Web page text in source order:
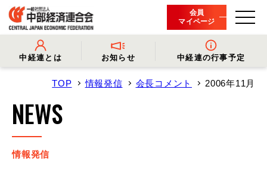
会員
マイページ
中経連とは
- 中経連とは - 会長挨拶
- 役員名簿
- 会員一覧
お知らせ
- プレスリリース
- 会長コメント
- イベント・セミナー
中経連の行事予定
TOP 情報発信 会長コメント 2006年11月
NEWS
情報発信